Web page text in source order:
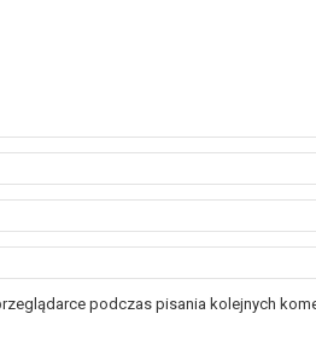
podczas pisania kolejnych